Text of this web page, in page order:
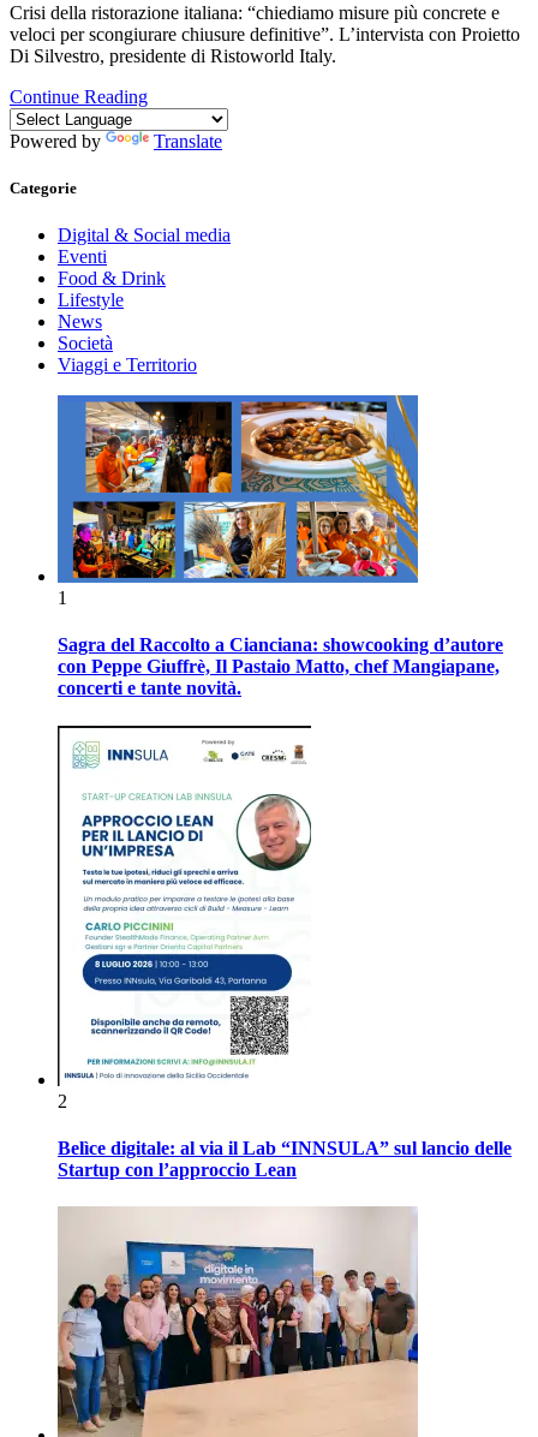
Crisi della ristorazione italiana: “chiediamo misure più concrete e
veloci per scongiurare chiusure definitive”. L’intervista con Proietto
Di Silvestro, presidente di Ristoworld Italy.
Continue Reading
Powered by Translate
Categorie
Digital & Social media
Eventi
Food & Drink
Lifestyle
News
Società
Viaggi e Territorio
1
Sagra del Raccolto a Cianciana: showcooking d’autore
con Peppe Giuffrè, Il Pastaio Matto, chef Mangiapane,
concerti e tante novità.
2
Belìce digitale: al via il Lab “INNSULA” sul lancio delle
Startup con l’approccio Lean